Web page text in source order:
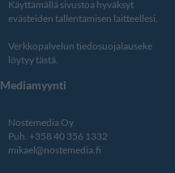
Käyttämällä sivustoa hyväksyt
evästeiden tallentamisen laitteellesi.
Verkkopalvelun tiedosuojalauseke
löytyy tästä
Mediamyynti
Nostemedia Oy
Puh. +358 40 356 1332
mikael@nostemedia.fi